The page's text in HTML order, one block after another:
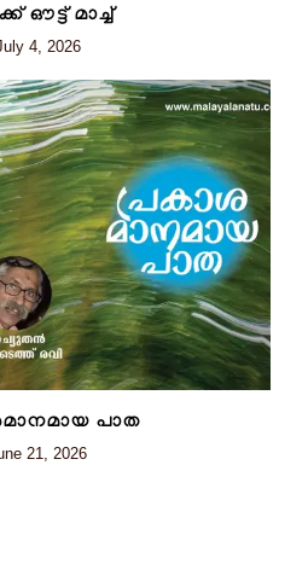
ഔട്ട് മാച്ച്
4, 2026
പാത
21, 2026